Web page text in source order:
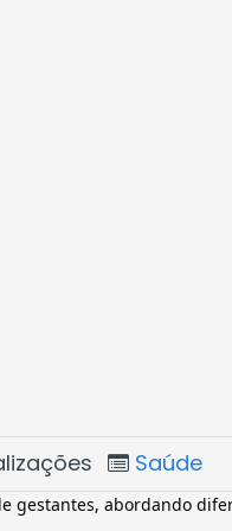
Saúde
gestantes, abordando